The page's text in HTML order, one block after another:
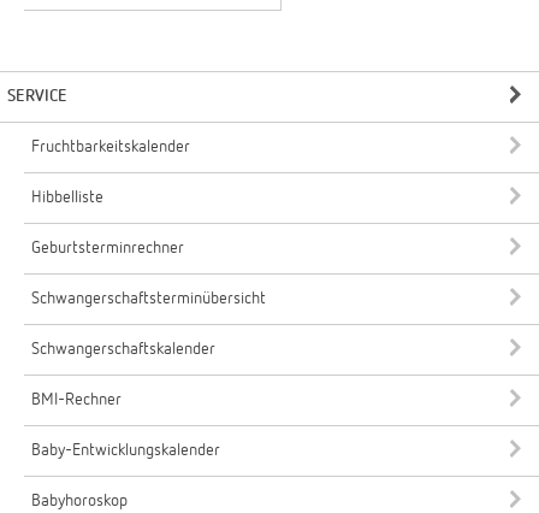
SERVICE
Fruchtbarkeitskalender
Hibbelliste
Geburtsterminrechner
Schwangerschaftsterminübersicht
Schwangerschaftskalender
BMI-Rechner
Baby-Entwicklungskalender
Babyhoroskop